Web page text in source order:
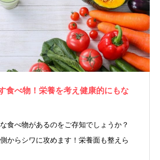
食べ物！栄養を考え健康的にもな
食べ物があるのをご存知でしょうか？
からシワに攻めます！栄養面も整えら